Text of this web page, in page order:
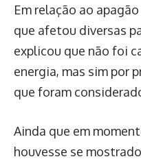
Em relação ao
que afetou diversas
explicou que não foi
energia, mas sim por
que foram
Ainda que em
houvesse se